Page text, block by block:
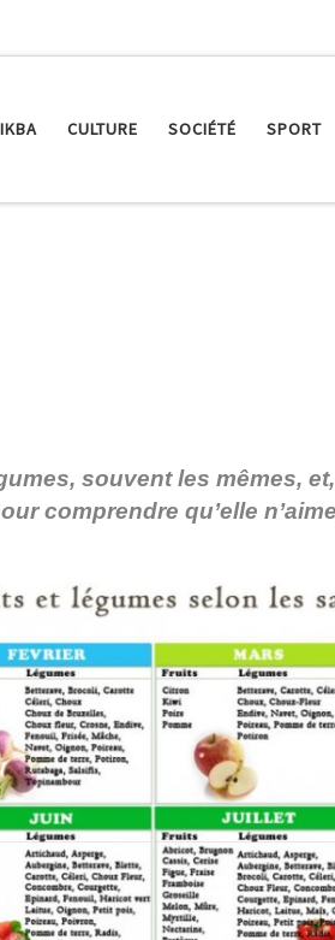
CULTURE SOCIÉTÉ SPORT
souvent les mêmes,
comprendre qu’elle